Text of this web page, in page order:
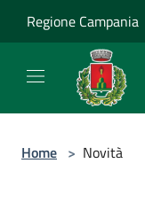
Regione Campania
Home > Novità